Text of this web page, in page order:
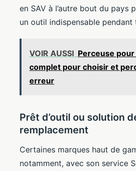
en SAV à l’autre bout du pays
un outil indispensable pendant
VOIR AUSSI Perceuse
complet pour choisir et
erreur
Prêt d’outil ou solution
remplacement
Certaines marques haut de
notamment, avec son service